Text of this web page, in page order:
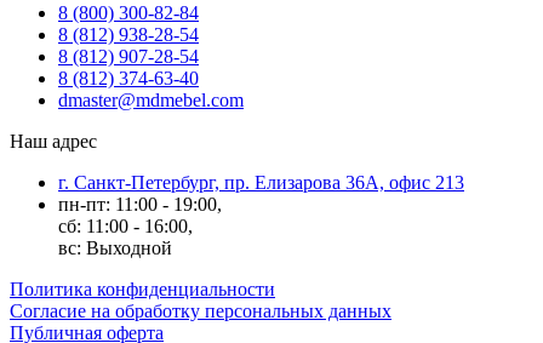
8 (800) 300-82-84
8 (812) 938-28-54
8 (812) 907-28-54
8 (812) 374-63-40
dmaster@mdmebel.com
Наш адрес
г. Санкт-Петербург, пр. Елизарова 36А, офис 213
пн-пт: 11:00 - 19:00,
сб: 11:00 - 16:00,
вс: Выходной
Политика конфиденциальности
Согласие на обработку персональных данных
Публичная оферта